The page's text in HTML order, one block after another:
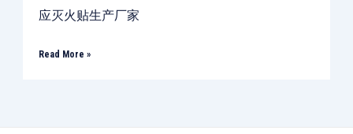
应灭火贴生产厂家
Read More »